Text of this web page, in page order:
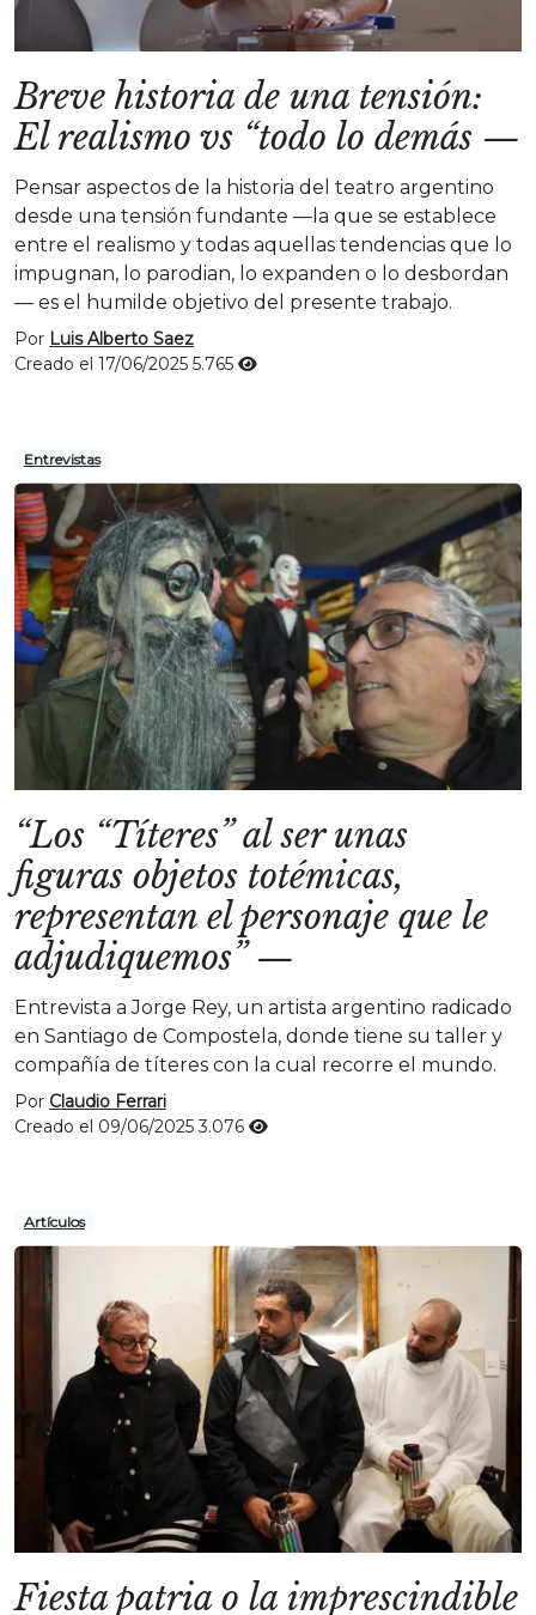
Breve historia de una tensión:
El realismo vs “todo lo demás —
Pensar aspectos de la historia del teatro argentino
desde una tensión fundante —la que se establece
entre el realismo y todas aquellas tendencias que lo
impugnan, lo parodian, lo expanden o lo desbordan
— es el humilde objetivo del presente trabajo.
Por Luis Alberto Saez
Creado el 17/06/2025 5.765
Entrevistas
“Los “Títeres” al ser unas
figuras objetos totémicas,
representan el personaje que le
adjudiquemos”—
Entrevista a Jorge Rey, un artista argentino radicado
en Santiago de Compostela, donde tiene su taller y
compañía de títeres con la cual recorre el mundo.
Por Claudio Ferrari
Creado el 09/06/20253.076
Artículos
Fiesta patria o la imprescindible